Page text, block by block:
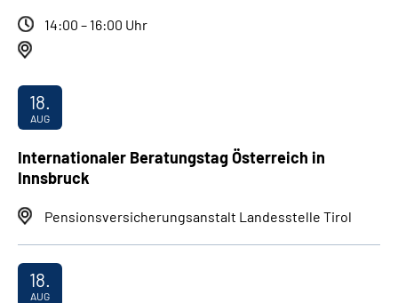
14:00 – 16:00 Uhr
Internationaler Beratungstag Österreich in
Innsbruck
Pensionsversicherungsanstalt Landesstelle Tirol
18.
AUG
18.
AUG